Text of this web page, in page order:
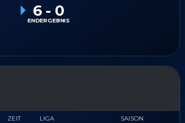
6 - 0
ENDERGEBNIS
ZEIT LIGA SAISON